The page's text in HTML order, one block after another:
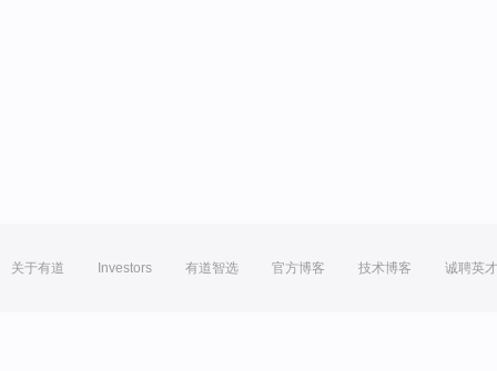
关于有道 Investors 有道智选 官方博客 技术博客 诚聘英才